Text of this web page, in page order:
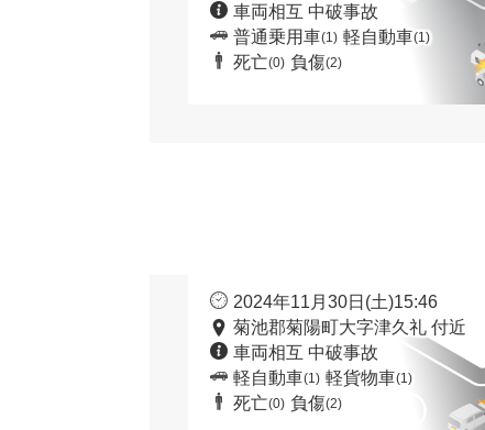
車両相互 中破事故
普通乗用車(1) 軽自動車(1)
死亡(0) 負傷(2)
2024年11月30日(土)15:46
菊池郡菊陽町大字津久礼 付近
車両相互 中破事故
軽自動車(1) 軽貨物車(1)
死亡(0) 負傷(2)